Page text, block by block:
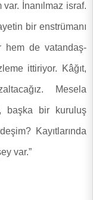
var. İnanılmaz israf.
bir enstrümanı
hem de vatandaş-
ittiriyor. Kâğıt,
Mesela
başka bir kuruluş
Kayıtlarında
var.”